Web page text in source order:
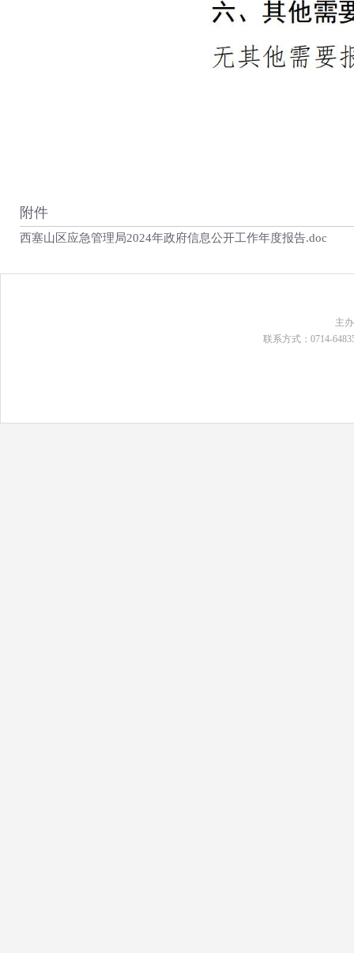
附件
西塞山区应急管理局2024年政府信息公开工作年度报告.doc
主
联系方式：0714-